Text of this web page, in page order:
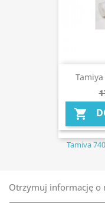

Tamiya
Otrzymuj informację o